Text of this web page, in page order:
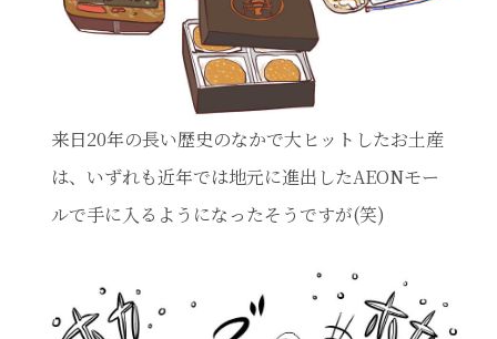
来日20年の長い歴史のなかで大ヒットしたお土産
は、いずれも近年では地元に進出したAEONモー
ルで手に入るようになったそうですが(笑)